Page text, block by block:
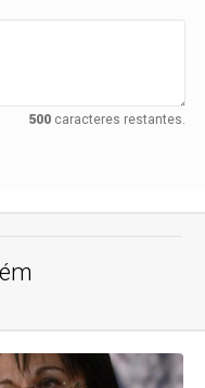
500caracteres restantes.